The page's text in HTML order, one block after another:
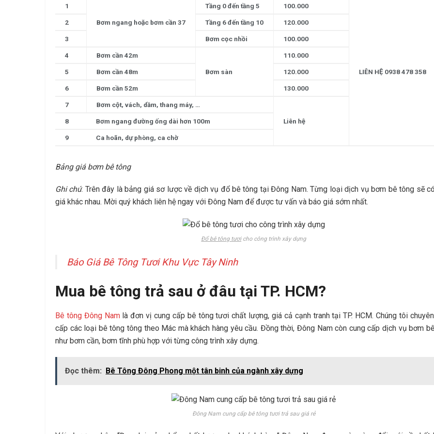
1
Bơm ngang hoặc bơm cần 37
Tầng 0 đến tầng 5 100.000
LIÊN HỆ 0938 478 358
2 Tầng 6 đến tầng 10 120.000
3 Bơm cọc nhồi 100.000
4 Bơm cần 42m
Bơm sàn
110.000
5 Bơm cần 48m 120.000
6 Bơm cần 52m 130.000
7 Bơm cột, vách, dầm, thang máy, …
Liên hệ
8 Bơm ngang đường ống dài hơn 100m
9 Ca hoãn, dự phòng, ca chờ
Bảng giá bơm bê tông
Ghi chú: Trên đây là bảng giá sơ lược về dịch vụ đổ bê tông tại Đông Nam. Từng loại dịch vụ bơm bê tông sẽ
giá khác nhau. Mời quý khách liên hệ ngay với Đông Nam để được tư vấn và báo giá sớm nhất.
Đổ bê tông tươicho công trình xây dựng
Báo Giá Bê Tông Tươi Khu Vực Tây Ninh
Mua bê tông trả sau ở đâu tại TP. HCM?
Bê tông Đông Namlà đơn vị cung cấp bê tông tươi chất lượng, giá cả cạnh tranh tại TP. HCM. Chúng tôi
cấp các loại bê tông tông theo Mác mà khách hàng yêu cầu. Đồng thời, Đông Nam còn cung cấp dịch vụ bơm
như bơm cần, bơm tĩnh phù hợp với từng công trình xây dựng.
Đọc thêm: Bê Tông Đông Phong một tân binh của ngành xây dựng
Đông Nam cung cấp bê tông tươi trả sau giá rẻ